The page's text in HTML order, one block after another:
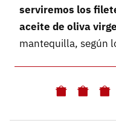
serviremos los
aceite de oliva
mantequilla, según